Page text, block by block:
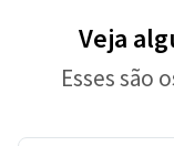
Veja
Esses são